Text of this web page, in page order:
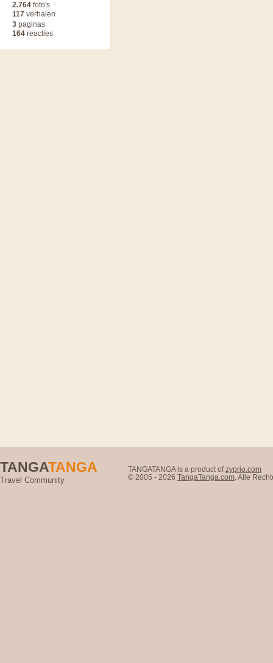
2.764 foto's
117 verhalen
3 paginas
164 reacties
TANGATANGA
Travel Community
TANGATANGA is a product ofzyprio.com
© 2005 - 2026 TangaTanga.com . Alle